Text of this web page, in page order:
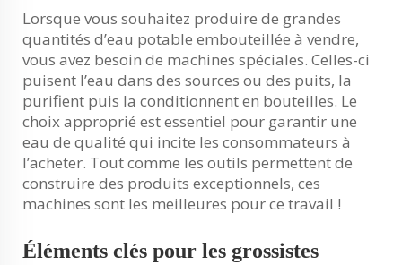
Lorsque vous souhaitez produire de grandes
quantités d’eau potable embouteillée à vendre,
vous avez besoin de machines spéciales. Celles-ci
puisent l’eau dans des sources ou des puits, la
purifient puis la conditionnent en bouteilles. Le
choix approprié est essentiel pour garantir une
eau de qualité qui incite les consommateurs à
l’acheter. Tout comme les outils permettent de
construire des produits exceptionnels, ces
machines sont les meilleures pour ce travail !
Éléments clés pour les grossistes